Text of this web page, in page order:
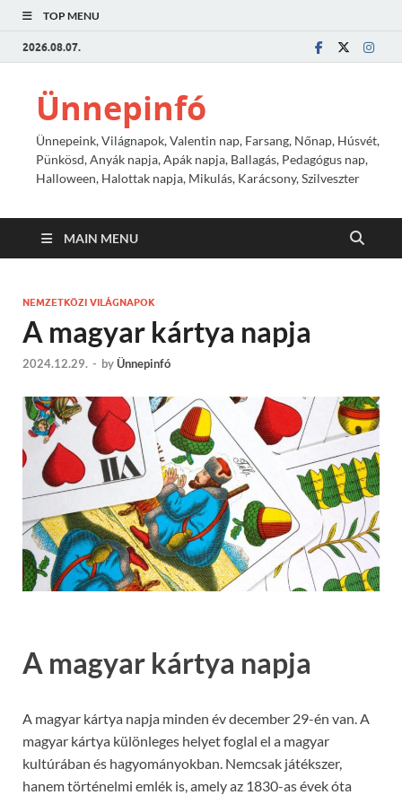
TOP MENU
2026.08.07.
Ünnepinfó
Ünnepeink, Világnapok, Valentin nap, Farsang, Nőnap, Húsvét,
Pünkösd, Anyák napja, Apák napja, Ballagás, Pedagógus nap,
Halloween, Halottak napja, Mikulás, Karácsony, Szilveszter
MAIN MENU
NEMZETKÖZI VILÁGNAPOK
A magyar kártya napja
2024.12.29. - byÜnnepinfó
A magyar kártya napja
A magyar kártya napja minden év december 29-én van. A
magyar kártya különleges helyet foglal el a magyar
kultúrában és hagyományokban. Nemcsak játékszer,
hanem történelmi emlék is, amely az 1830-as évek óta